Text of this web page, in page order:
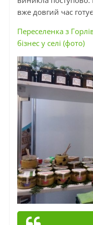
вже довгий час
Переселенка з
бізнес у селі (фото)